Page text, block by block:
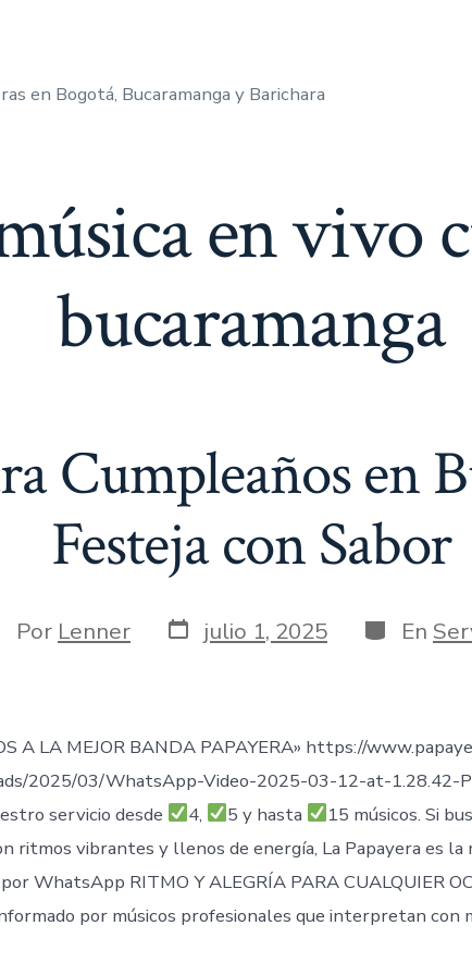
en Bogotá, Bucaramanga y Barichara
en vivo
bucaramanga
Cumpleaños en
Festeja con Sabor
Por Lenner Fecha
de
julio 1, 2025 En
A LA MEJOR BANDA PAPAYERA» https://
2025/03/WhatsApp-Video-2025-03-12-at-1.28.42-
servicio desde
4, 5 y hasta
15 músicos. Si
ritmos vibrantes y llenos de energía, La Papayera es la
WhatsApp RITMO Y ALEGRÍA PARA CUALQUIER
por músicos profesionales que interpretan con